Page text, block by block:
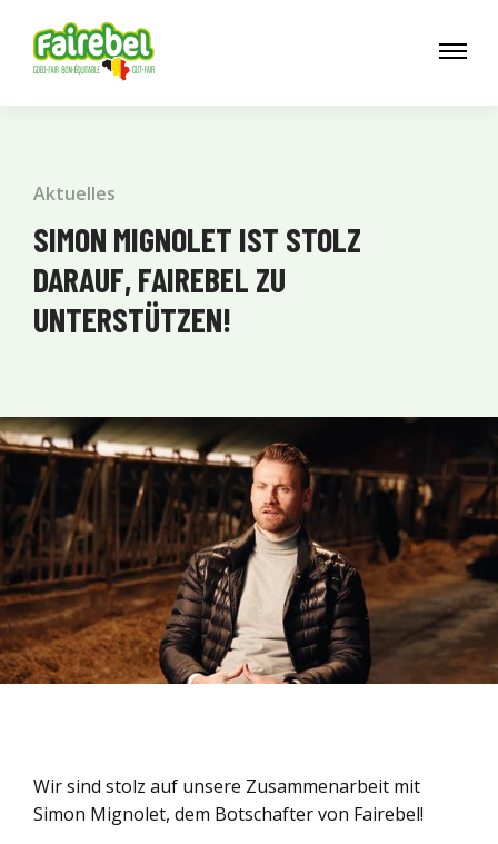
Aktuelles
SIMON MIGNOLET IST STOLZ
DARAUF, FAIREBEL ZU
UNTERSTÜTZEN!
Wir sind stolz auf unsere Zusammenarbeit mit
Simon Mignolet, dem Botschafter von Fairebel!